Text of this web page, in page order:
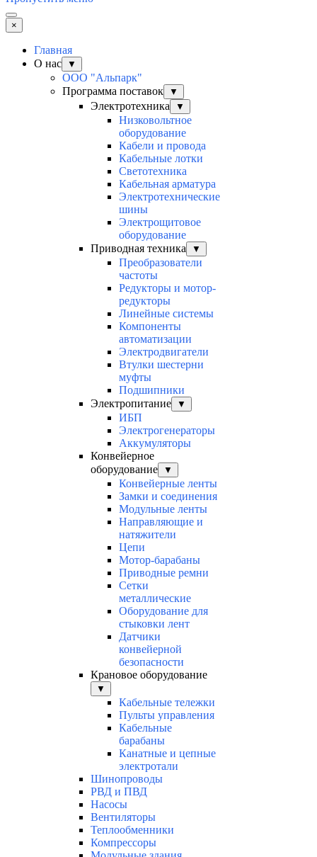
×
Главная
О нас
▼
ООО "Альпарк"
Программа поставок
▼
Электротехника ▼
Низковольтное
оборудование
Кабели и провода
Кабельные лотки
Светотехника
Кабельная арматура
Электротехнические
шины
Электрощитовое
оборудование
Приводная техника
▼
Преобразователи
частоты
Редукторы и мотор-
редукторы
Линейные системы
Компоненты
автоматизации
Электродвигатели
Втулки шестерни
муфты
Подшипники
Электропитание
▼
ИБП
Электрогенераторы
Аккумуляторы
Конвейерное
оборудование
▼
Конвейерные ленты
Замки и соединения
Модульные ленты
Направляющие и
натяжители
Цепи
Мотор-барабаны
Приводные ремни
Сетки
металлические
Оборудование для
стыковки лент
Датчики
конвейерной
безопасности
Крановое оборудование
▼
Кабельные тележки
Пульты управления
Кабельные
барабаны
Канатные и цепные
электротали
Шинопроводы
РВД и ПВД
Насосы
Вентиляторы
Теплообменники
Компрессоры